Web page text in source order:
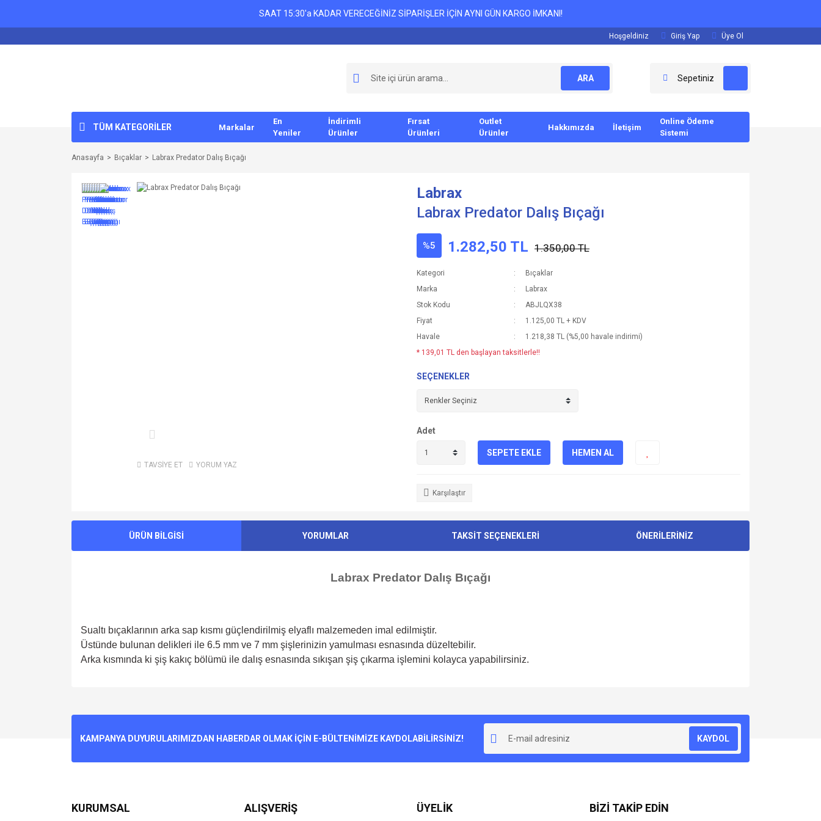
SAAT 15:30'a KADAR VERECEĞİNİZ SİPARİŞLER İÇİN AYNI GÜN KARGO İMKANI!
Hoşgeldiniz Giriş Yap Üye Ol
ARA Sepetiniz
TÜM KATEGORİLER Markalar
En
Yeniler
İndirimli
Ürünler
Fırsat
Ürünleri
Outlet
Ürünler
Hakkımızda İletişim
Online Ödeme
Sistemi
Anasayfa Bıçaklar Labrax Predator Dalış Bıçağı
TAVSİYE ET YORUM YAZ
Labrax
Labrax Predator Dalış Bıçağı
%5 1.282,50 TL 1.350,00 TL
Kategori
Bıçaklar
Marka
Labrax
Stok Kodu
ABJLQX38
Fiyat
1.125,00 TL + KDV
Havale
1.218,38 TL (%5,00 havale indirimi)
* 139,01 TL den başlayan taksitlerle!!
SEÇENEKLER
Adet
SEPETE EKLE HEMEN AL
Karşılaştır
ÜRÜN BİLGİSİ YORUMLAR TAKSİT SEÇENEKLERİ ÖNERİLERİNİZ
Labrax Predator Dalış Bıçağı
Sualtı bıçaklarının arka sap kısmı güçlendirilmiş elyaflı malzemeden imal edilmiştir.
Üstünde bulunan delikleri ile 6.5 mm ve 7 mm şişlerinizin yamulması esnasında düzeltebilir.
Arka kısmında ki şiş kakıç bölümü ile dalış esnasında sıkışan şiş çıkarma işlemini kolayca yapabilirsiniz.
Ürün resmi kalitesiz, bozuk veya görüntülenemiyor.
Bu ürüne benzer farklı alternatifler olmalı.
KAMPANYA DUYURULARIMIZDAN HABERDAR OLMAK İÇİN E-BÜLTENİMİZE KAYDOLABİLİRSİNİZ! KAYDOL
KURUMSAL ALIŞVERİŞ ÜYELİK BİZİ TAKİP EDİN